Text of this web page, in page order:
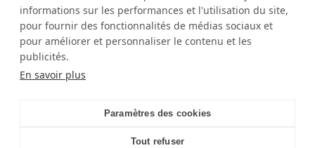
QUESTIONS FRÉQUENTES
ENTREPRISE
informations sur les performances et l'utilisation du site,
pour fournir des fonctionnalités de médias sociaux et
pour améliorer et personnaliser le contenu et les
publicités.
En savoir plus
Paramètres des cookies
Tout refuser